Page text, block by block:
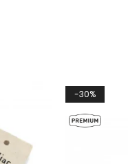
-30%